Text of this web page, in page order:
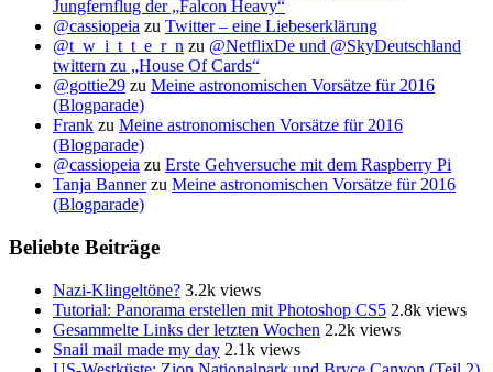
Jungfernflug der „Falcon Heavy“
@cassiopeia zu Twitter – eine Liebeserklärung
@t_w_i_t_t_e_r_n zu @NetflixDe und @SkyDeutschland
twittern zu „House Of Cards“
@gottie29 zu Meine astronomischen Vorsätze für 2016
(Blogparade)
Frank zu Meine astronomischen Vorsätze für 2016
(Blogparade)
@cassiopeia zu Erste Gehversuche mit dem Raspberry Pi
Tanja Bannerzu Meine astronomischen Vorsätze für 2016
(Blogparade)
Beliebte Beiträge
Nazi-Klingeltöne? 3.2k views
Tutorial: Panorama erstellen mit Photoshop CS5 2.8k views
Gesammelte Links der letzten Wochen 2.2k views
Snail mail made my day 2.1k views